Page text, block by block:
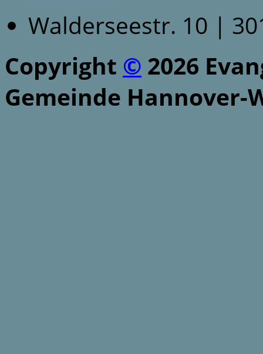
Walderseestr. 10 |
Copyright © 2026
Gemeinde Hannover-